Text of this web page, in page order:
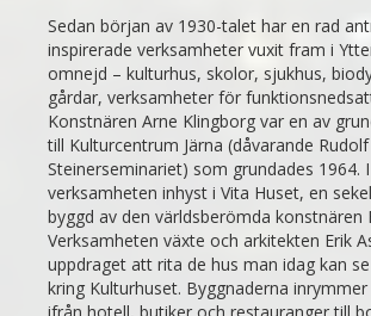
Sedan början av 1930-talet har en rad
inspirerade verksamheter vuxit fram i
omnejd – kulturhus, skolor, sjukhus,
gårdar, verksamheter för
Konstnären Arne Klingborg var en av
till Kulturcentrum Järna (dåvarande Rudolf
Steinerseminariet) som grundades 1964.
verksamheten inhyst i Vita Huset, en
byggd av den världsberömda konstnären
Verksamheten växte och arkitekten Erik
uppdraget att rita de hus man idag kan
kring Kulturhuset. Byggnaderna